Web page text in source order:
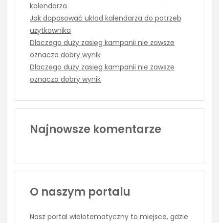
kalendarza
Jak dopasować układ kalendarza do potrzeb
użytkownika
Dlaczego duży zasięg kampanii nie zawsze
oznacza dobry wynik
Dlaczego duży zasięg kampanii nie zawsze
oznacza dobry wynik
Najnowsze komentarze
O naszym portalu
Nasz portal wielotematyczny to miejsce, gdzie